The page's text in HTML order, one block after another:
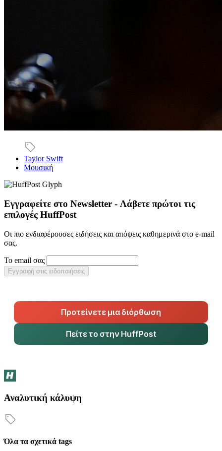
Taylor Swift
Μουσική
Εγγραφείτε στο Newsletter - Λάβετε πρώτοι τις
επιλογές HuffPost
Οι πιο ενδιαφέρουσες ειδήσεις και απόψεις καθημερινά στο e-mail
σας.
Το email σας
Εγγραφή στις ειδοποιήσεις
Προτείνετε μια διόρθωση
Πείτε το στην HuffPost
Αναλυτική κάλυψη
Όλα τα σχετικά tags